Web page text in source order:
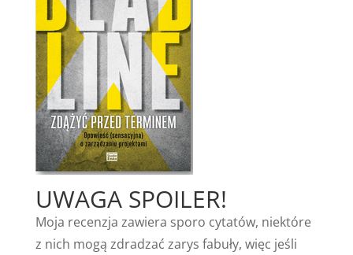
UWAGA SPOILER!
Moja recenzja zawiera sporo cytatów, niektóre
z nich mogą zdradzać zarys fabuły, więc jeśli